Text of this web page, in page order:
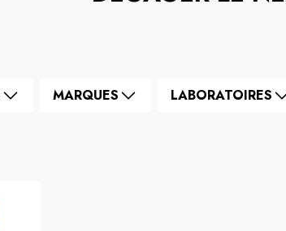
MARQUES LABORATOIRES